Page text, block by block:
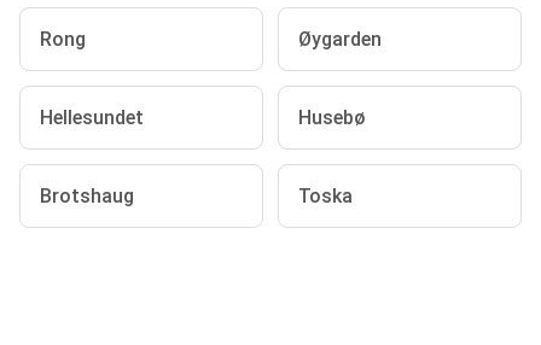
Rong Øygarden
Hellesundet Husebø
Brotshaug Toska